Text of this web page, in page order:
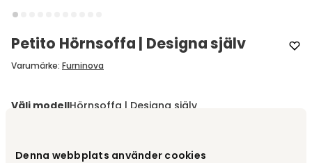
Denna webbplats använder cookies
Petito Hörnsoffa | Designa själv
Varumärke: Furninova
Välj modellHörnsoffa | Designa själv